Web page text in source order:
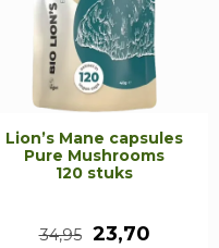
Lion’s Mane capsules
Pure Mushrooms
120 stuks
34,95 23,70